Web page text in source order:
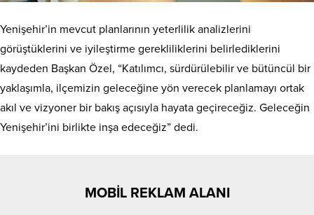
Yenişehir’in mevcut planlarının yeterlilik analizlerini
görüştüklerini ve iyileştirme gerekliliklerini belirlediklerini
kaydeden Başkan Özel, “Katılımcı, sürdürülebilir ve bütüncül bir
yaklaşımla, ilçemizin geleceğine yön verecek planlamayı ortak
akıl ve vizyoner bir bakış açısıyla hayata geçireceğiz. Geleceğin
Yenişehir’ini birlikte inşa edeceğiz” dedi.
MOBİL REKLAM ALANI